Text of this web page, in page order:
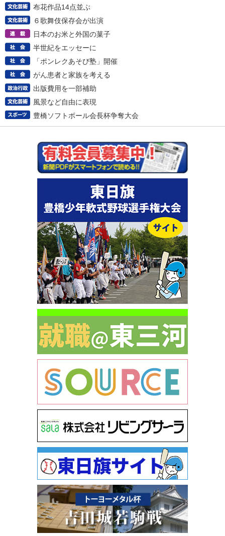
布花作品14点並ぶ
６歌舞伎保存会が出演
日本のお米と外国の菓子
半世紀をエッセーに
「ポンレクあそび塾」開催
がん患者と家族を考える
出版費用を一部補助
風景など自由に表現
豊橋ソフトボール会長杯争奪大会